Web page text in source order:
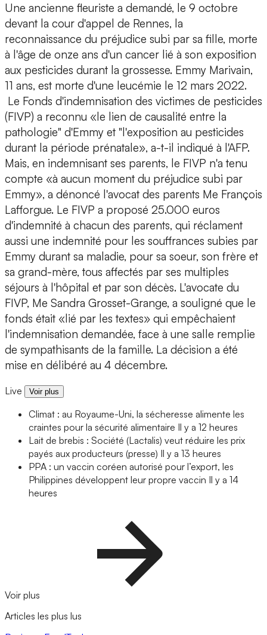
Une ancienne fleuriste a demandé, le 9 octobre
devant la cour d'appel de Rennes, la
reconnaissance du préjudice subi par sa fille, morte
à l'âge de onze ans d'un cancer lié à son exposition
aux pesticides durant la grossesse. Emmy Marivain,
11 ans, est morte d'une leucémie le 12 mars 2022.
Le Fonds d'indemnisation des victimes de pesticides
(FIVP) a reconnu «le lien de causalité entre la
pathologie" d'Emmy et "l'exposition au pesticides
durant la période prénatale», a-t-il indiqué à l'AFP.
Mais, en indemnisant ses parents, le FIVP n'a tenu
compte «à aucun moment du préjudice subi par
Emmy», a dénoncé l'avocat des parents Me François
Lafforgue. Le FIVP a proposé 25.000 euros
d'indemnité à chacun des parents, qui réclament
aussi une indemnité pour les souffrances subies par
Emmy durant sa maladie, pour sa soeur, son frère et
sa grand-mère, tous affectés par ses multiples
séjours à l'hôpital et par son décès. L'avocate du
FIVP, Me Sandra Grosset-Grange, a souligné que le
fonds était «lié par les textes» qui empêchaient
l'indemnisation demandée, face à une salle remplie
de sympathisants de la famille. La décision a été
mise en délibéré au 4 décembre.
Live Voir plus
Climat : au Royaume-Uni, la sécheresse alimente les
craintes pour la sécurité alimentaire Il y a 12 heures
Lait de brebis : Société (Lactalis) veut réduire les prix
payés aux producteurs (presse) Il y a 13 heures
PPA : un vaccin coréen autorisé pour l’export, les
Philippines développent leur propre vaccin Il y a 14
heures
Voir plus
Articles les plus lus